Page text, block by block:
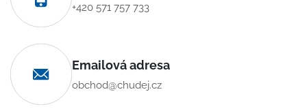
+420 571 757 733
Emailová adresa
obchod@chudej.cz